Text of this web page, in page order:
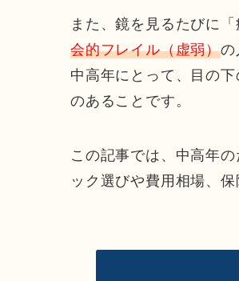
また、鏡を見るたびに
会的フレイル（虚弱）の
中高年にとって、目の
のあることです。
この記事では、中高年
ック選びや費用相場、